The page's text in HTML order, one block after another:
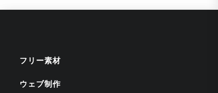
フリー素材
ウェブ制作